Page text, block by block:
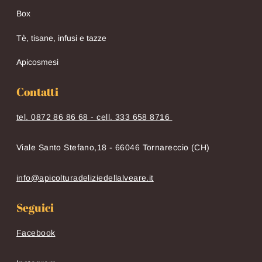
Box
Tè, tisane, infusi e tazze
Apicosmesi
Contatti
tel. 0872 86 86 68 - cell. 333 658 8716
Viale Santo Stefano,18 - 66046 Tornareccio (CH)
info@apicolturadeliziedellalveare.it
Seguici
Facebook